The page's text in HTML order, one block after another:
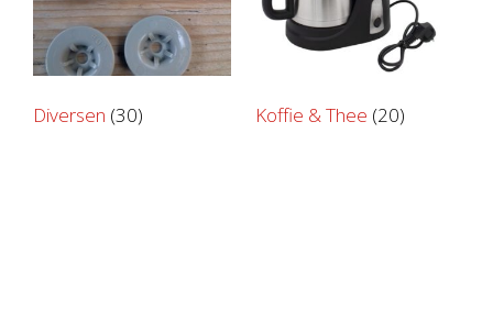
Diversen (30) Koffie & Thee (20)